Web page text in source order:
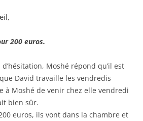
200 euros.
Moshé répond qu’il est
David travaille les vendredis
à Moshé de venir chez elle vendredi
bien sûr.
euros, ils vont dans la chambre et